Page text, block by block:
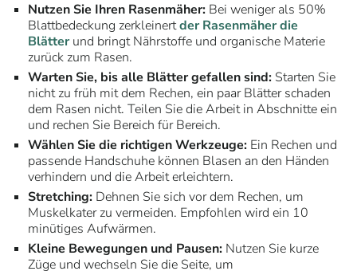
Nutzen Sie Ihren Rasenmäher: Bei weniger als 50%
Blattbedeckung zerkleinertder Rasenmäher die
Blätter und bringt Nährstoffe und organische Materie
zurück zum Rasen.
Warten Sie, bis alle Blätter gefallen sind: Starten Sie
nicht zu früh mit dem Rechen, ein paar Blätter schaden
dem Rasen nicht. Teilen Sie die Arbeit in Abschnitte ein
und rechen Sie Bereich für Bereich.
Wählen Sie die richtigen Werkzeuge: Ein Rechen und
passende Handschuhe können Blasen an den Händen
verhindern und die Arbeit erleichtern.
Stretching: Dehnen Sie sich vor dem Rechen, um
Muskelkater zu vermeiden. Empfohlen wird ein 10
minütiges Aufwärmen.
Kleine Bewegungen und Pausen: Nutzen Sie kurze
Züge und wechseln Sie die Seite, um